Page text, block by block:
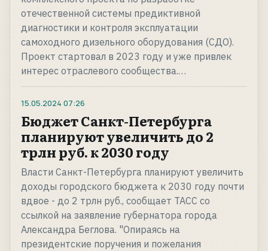
отечественной системы предиктивной
диагностики и контроля эксплуатации
самоходного дизельного оборудования (СДО).
Проект стартовал в 2023 году и уже привлек
интерес отраслевого сообщества.…
15.05.2024 07:26
Бюджет Санкт-Петербурга
планируют увеличить до 2
трлн руб. к 2030 году
Власти Санкт-Петербурга планируют увеличить
доходы городского бюджета к 2030 году почти
вдвое - до 2 трлн руб., сообщает ТАСС со
ссылкой на заявление губернатора города
Александра Беглова. "Опираясь на
президентские поручения и пожелания